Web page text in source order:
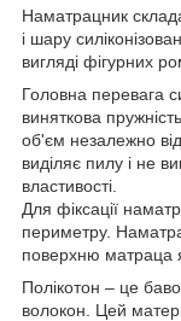
Наматрацник
і шару
вигляді фігурних
Головна перевага
виняткова
об'єм незалежно
виділяє пилу і не
властивості.
Для фіксації
периметру.
поверхню матраца
Полікотон – це
волокон. Цей